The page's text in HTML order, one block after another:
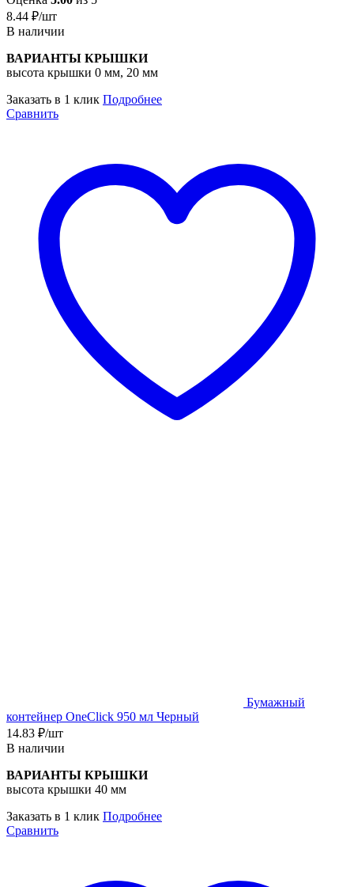
8.44 ₽/шт
В наличии
ВАРИАНТЫ КРЫШКИ
высота крышки 0 мм, 20 мм
Заказать в 1 клик Подробнее
Сравнить
Бумажный
контейнер OneClick 950 мл Черный
14.83 ₽/шт
В наличии
ВАРИАНТЫ КРЫШКИ
высота крышки 40 мм
Заказать в 1 клик Подробнее
Сравнить